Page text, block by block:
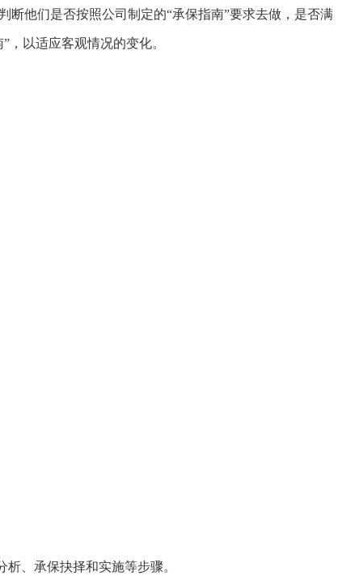
他们是否按照公司制定的“承保指南”要求去做，是否满
以适应客观情况的变化。
、承保抉择和实施等步骤。